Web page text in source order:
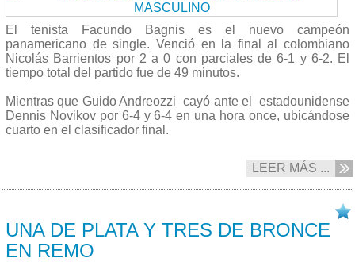
El tenista Facundo Bagnis es el nuevo campeón
panamericano de single. Venció en la final al colombiano
Nicolás Barrientos por 2 a 0 con parciales de 6-1 y 6-2. El
tiempo total del partido fue de 49 minutos.
Mientras que Guido Andreozzi cayó ante el estadounidense
Dennis Novikov por 6-4 y 6-4 en una hora once, ubicándose
cuarto en el clasificador final.
LEER MÁS ...
UNA DE PLATA Y TRES DE BRONCE
EN REMO